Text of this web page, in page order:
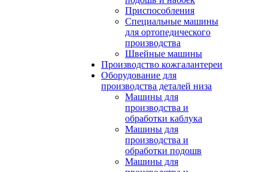
Приспособления
Специальные машины
для ортопедического
производства
Швейные машины
Производство кожгалантереи
Оборудование для
производства деталей низа
Машины для
производства и
обработки каблука
Машины для
производства и
обработки подошв
Машины для